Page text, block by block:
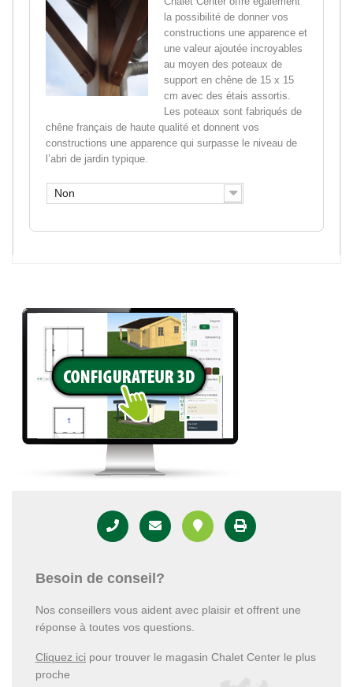
la possibilité de donner vos
constructions une apparence et
une valeur ajoutée incroyables
au moyen des poteaux de
support en chêne de 15 x 15
cm avec des étais assortis.
Les poteaux sont fabriqués de
chêne français de haute qualité et donnent vos
constructions une apparence qui surpasse le niveau de
l’abri de jardin typique.
Non
Besoin de conseil?
Nos conseillers vous aident avec plaisir et offrent une
réponse à toutes vos questions.
Cliquez ici pour trouver le magasin Chalet Center le plus
proche